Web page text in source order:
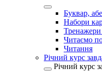
Буквар,
Набори
Читаємо
Читання
Річний курс
Річний курс